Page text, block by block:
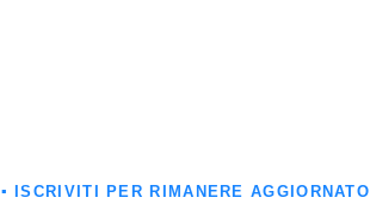
▪️ ISCRIVITI PER RIMANERE AGGIORNATO